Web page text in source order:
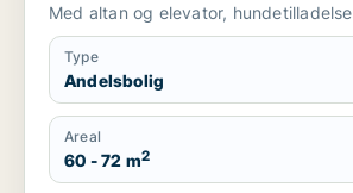
Med altan og elevator, hundetilladelse
Type
Andelsbolig
Areal
60 - 72 m2